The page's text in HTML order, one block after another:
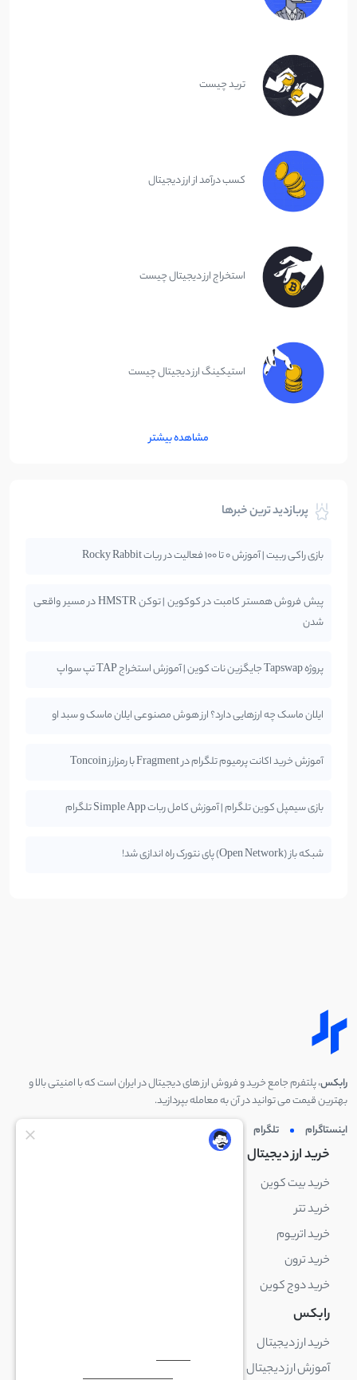
ترید چیست
کسب درآمد از ارز دیجیتال
استخراج ارز دیجیتال چیست
استیکینگ ارز دیجیتال چیست
مشاهده بیشتر
پربازدید ترین خبرها
بازی راکی ربیت | آموزش 0 تا 100 فعالیت در ربات Rocky Rabbit
پیش فروش همستر کامبت در کوکوین | توکن HMSTR در مسیر واقعی
شدن
پروژه Tapswap جایگزین نات کوین | آموزش استخراج TAP تپ سواپ
ایلان ماسک چه ارزهایی دارد؟ ارز هوش مصنوعی ایلان ماسک و سبد او
آموزش خرید اکانت پرمیوم تلگرام در Fragment با رمزارز Toncoin
بازی سیمپل کوین تلگرام | آموزش کامل ربات Simple App تلگرام
شبکه باز (Open Network) پای نتورک راه اندازی شد!
رابکس، پلتفرم جامع خرید و فروش ارز های دیجیتال در ایران است که با امنیتی بالا و
بهترین قیمت می توانید در آن به معامله بپردازید.
اینستاگرام
تلگرام توئیتر
خرید ارز دیجیتال
خرید بیت کوین
خرید تتر
خرید اتریوم
خرید ترون
خرید دوج کوین
رابکس
خرید ارز دیجیتال
آموزش ارز دیجیتال